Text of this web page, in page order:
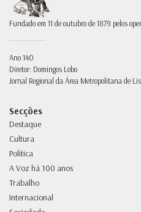
Fundado em 11 de outubro de 1879 pelos
Ano 140
Diretor: Domingos Lobo
Jornal Regional da Área Metropolitana de
Secções
Destaque
Cultura
Política
A Voz há 100 anos
Trabalho
Internacional